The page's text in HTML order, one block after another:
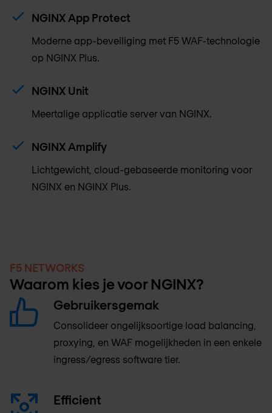
NGINX App Protect
Moderne app-beveiliging met F5 WAF-technologie
op NGINX Plus.
NGINX Unit
Meertalige applicatie server van NGINX.
NGINX Amplify
Lichtgewicht, cloud-gebaseerde monitoring voor
NGINX en NGINX Plus.
F5 NETWORKS
Waarom kies je voor NGINX?
Gebruikersgemak
Consolideer ongelijksoortige load balancing,
proxying, en WAF mogelijkheden in een enkele
ingress/egress software tier.
Efficient